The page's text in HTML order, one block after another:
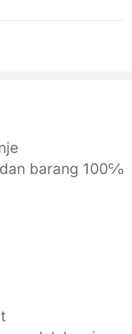
barang 100℅